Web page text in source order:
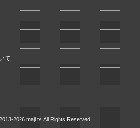
て
2013-2026 maji.tv. All Rights Reserved.